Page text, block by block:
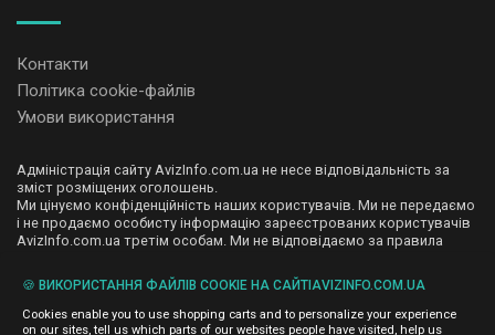
Контакти
Політика cookie-файлів
Умови використання
Адміністрація сайту AvizInfo.com.ua не несе відповідальність за
зміст розміщених оголошень.
Ми цінуємо конфіденційність наших користувачів. Ми не передаємо
і не продаємо особисту інформацію зареєстрованих користувачів
AvizInfo.com.ua третім особам. Ми не відповідаємо за правила
деяких сторінках нашого сайту представлена реклама Google
Adsense Advertising Network. Щоб дізнатися детальніше про
правила конфіденційності Googleнатисніть тут.
🍪 ВИКОРИСТАННЯ ФАЙЛІВ COOKIE НА САЙТІAVIZINFO.COM.UA
Cookies enable you to use shopping carts and to personalize your experience
on our sites, tell us which parts of our websites people have visited, help us